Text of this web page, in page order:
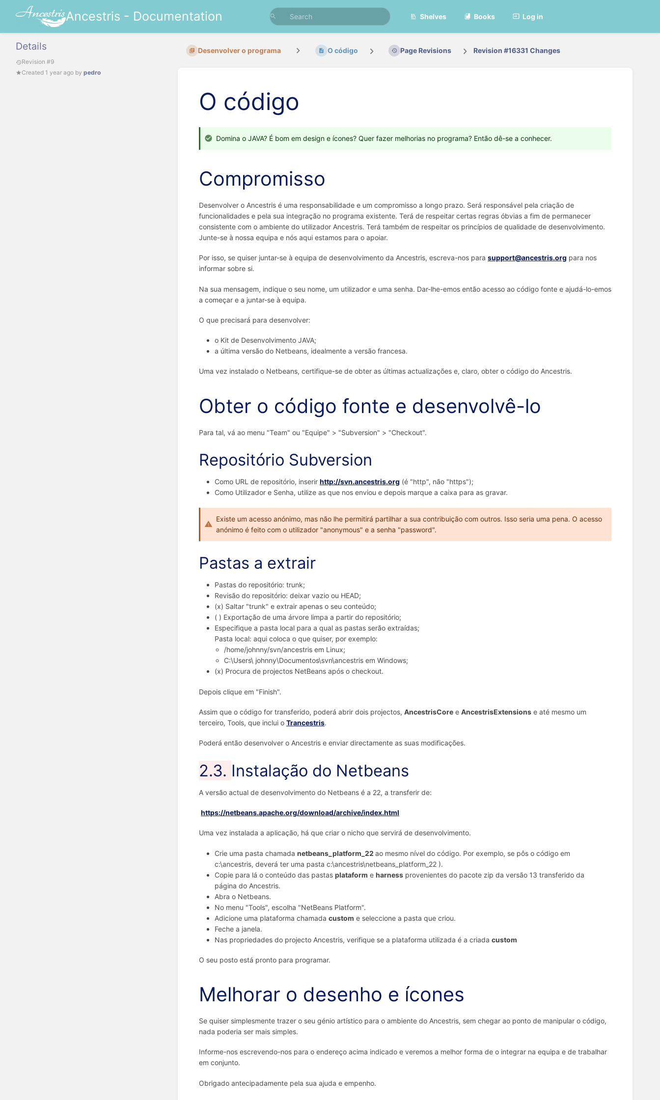
Ancestris - Documentation Shelves Books Log in
Details
Revision #9
Created 1 year ago by pedro
Desenvolver o programa O código Page Revisions Revision #16331 Changes
O código
Domina o JAVA? É bom em design e ícones? Quer fazer melhorias no programa? Então dê-se a conhecer.
Compromisso
Desenvolver o Ancestris é uma responsabilidade e um compromisso a longo prazo. Será responsável pela criação de
funcionalidades e pela sua integração no programa existente. Terá de respeitar certas regras óbvias a fim de permanecer
consistente com o ambiente do utilizador Ancestris. Terá também de respeitar os princípios de qualidade de desenvolvimento.
Junte-se à nossa equipa e nós aqui estamos para o apoiar.
Por isso, se quiser juntar-se à equipa de desenvolvimento da Ancestris, escreva-nos para support@ancestris.org para nos
informar sobre si.
Na sua mensagem, indique o seu nome, um utilizador e uma senha. Dar-lhe-emos então acesso ao código fonte e ajudá-lo-emos
a começar e a juntar-se à equipa.
O que precisará para desenvolver:
o Kit de Desenvolvimento JAVA;
a última versão do Netbeans, idealmente a versão francesa.
Uma vez instalado o Netbeans, certifique-se de obter as últimas actualizações e, claro, obter o código do Ancestris.
Obter o código fonte e desenvolvê-lo
Para tal, vá ao menu "Team" ou "Equipe" > "Subversion" > "Checkout".
Repositório Subversion
Como URL de repositório, inserir http://svn.ancestris.org (é "http", não "https");
Como Utilizador e Senha, utilize as que nos enviou e depois marque a caixa para as gravar.
Existe um acesso anónimo, mas não lhe permitirá partilhar a sua contribuição com outros. Isso seria uma pena. O acesso
anónimo é feito com o utilizador "anonymous" e a senha "password".
Pastas a extrair
Pastas do repositório: trunk;
Revisão do repositório: deixar vazio ou HEAD;
(x) Saltar "trunk" e extrair apenas o seu conteúdo;
( ) Exportação de uma árvore limpa a partir do repositório;
Especifique a pasta local para a qual as pastas serão extraídas;
Pasta local: aqui coloca o que quiser, por exemplo:
/home/johnny/svn/ancestris em Linux;
C:\Users\ johnny\Documentos\svn\ancestris em Windows;
(x) Procura de projectos NetBeans após o checkout.
Depois clique em "Finish".
Assim que o código for transferido, poderá abrir dois projectos, AncestrisCore e AncestrisExtensions e até mesmo um
terceiro, Tools, que inclui o Trancestris.
Poderá então desenvolver o Ancestris e enviar directamente as suas modificações.
2.3. Instalação do Netbeans
A versão actual de desenvolvimento do Netbeans é a 22, a transferir de:
https://netbeans.apache.org/download/archive/index.html
Uma vez instalada a aplicação, há que criar o nicho que servirá de desenvolvimento.
Crie uma pasta chamada netbeans_platform_22 ao mesmo nível do código. Por exemplo, se pôs o código em
c:\ancestris, deverá ter uma pasta c:\ancestris\netbeans_platform_22 ).
Copie para lá o conteúdo das pastas plataform e harness provenientes do pacote zip da versão 13 transferido da
página do Ancestris.
Abra o Netbeans.
No menu "Tools", escolha "NetBeans Platform".
Adicione uma plataforma chamada custom e seleccione a pasta que criou.
Feche a janela.
Nas propriedades do projecto Ancestris, verifique se a plataforma utilizada é a criada custom
O seu posto está pronto para programar.
Melhorar o desenho e ícones
Se quiser simplesmente trazer o seu génio artístico para o ambiente do Ancestris, sem chegar ao ponto de manipular o código,
nada poderia ser mais simples.
Informe-nos escrevendo-nos para o endereço acima indicado e veremos a melhor forma de o integrar na equipa e de trabalhar
em conjunto.
Obrigado antecipadamente pela sua ajuda e empenho.